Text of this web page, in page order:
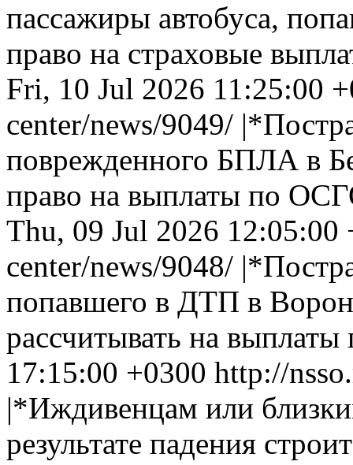
пассажиры автобуса,
право на страховые
Fri, 10 Jul 2026 11:25:00
center/news/9049/
поврежденного БПЛА в
право на выплаты по
Thu, 09 Jul 2026 12:05:00
center/news/9048/
попавшего в ДТП в
рассчитывать на
17:15:00 +0300 http://
|*Иждивенцам или
результате падения